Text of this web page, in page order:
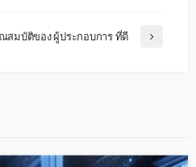
สมบัติของ ผู้ประกอบการ ที่ดี